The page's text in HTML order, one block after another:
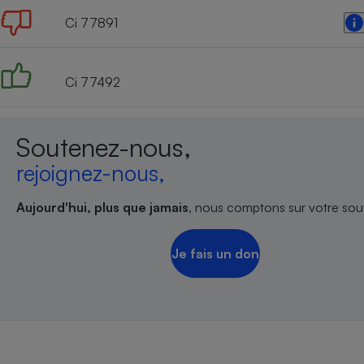
Ci 77891
Ci 77492
Soutenez-nous,
rejoignez-nous,
Aujourd'hui, plus que jamais, nous comptons sur votre
Je fais un don